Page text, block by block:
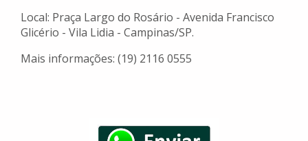
Local: Praça Largo do Rosário - Avenida Francisco
Glicério - Vila Lidia - Campinas/SP.
Mais informações: (19) 2116 0555